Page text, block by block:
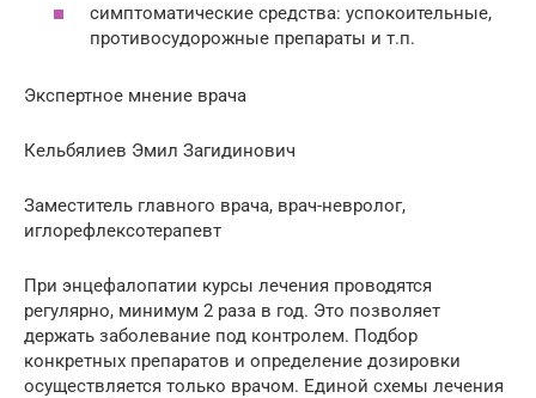
симптоматические средства: успокоительные,
противосудорожные препараты и т.п.
Экспертное мнение врача
Кельбялиев Эмил Загидинович
Заместитель главного врача, врач-невролог,
иглорефлексотерапевт
При энцефалопатии курсы лечения проводятся
регулярно, минимум 2 раза в год. Это позволяет
держать заболевание под контролем. Подбор
конкретных препаратов и определение дозировки
осуществляется только врачом. Единой схемы лечения